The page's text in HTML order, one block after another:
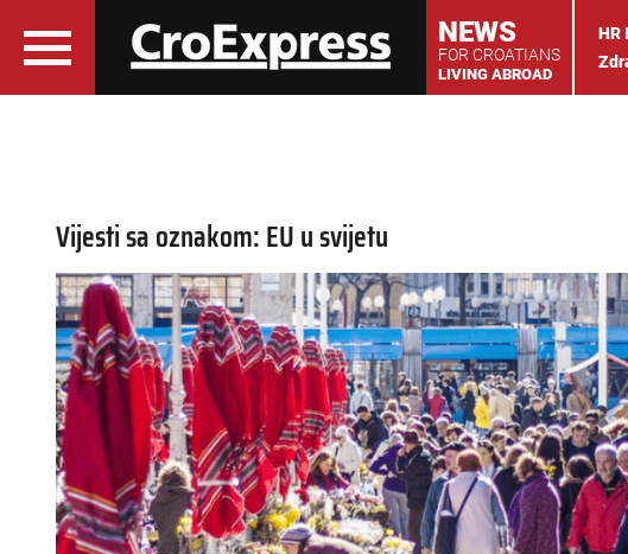
NEWS
FOR CROATIANS
LIVING ABROAD
HR
Vijesti sa oznakom: EU u svijetu